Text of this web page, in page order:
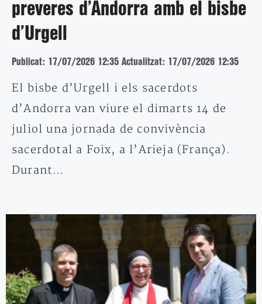
preveres d’Andorra amb el bisbe
d’Urgell
Publicat: 17/07/2026 12:35 Actualitzat: 17/07/2026 12:35
El bisbe d’Urgell i els sacerdots
d’Andorra van viure el dimarts 14 de
juliol una jornada de convivència
sacerdotal a Foix, a l’Arieja (França).
Durant…